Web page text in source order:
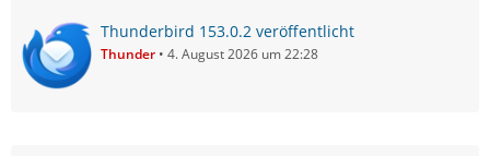
Thunderbird 153.0.2 veröffentlicht
Thunder 4. August 2026 um 22:28